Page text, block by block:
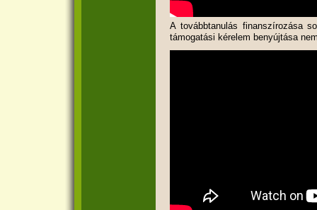
A továbbtanulás finanszírozása
támogatási kérelem benyújtása